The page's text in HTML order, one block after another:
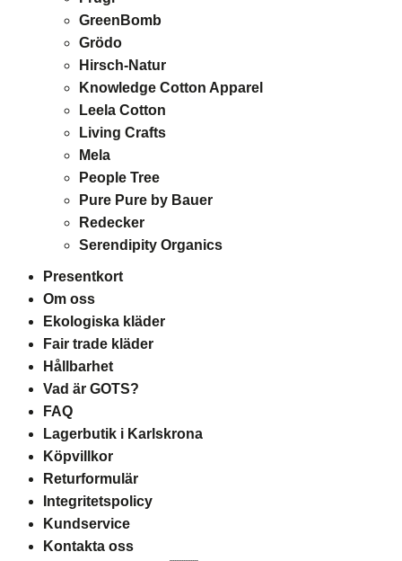
GreenBomb
Grödo
Hirsch-Natur
Knowledge Cotton Apparel
Leela Cotton
Living Crafts
Mela
People Tree
Pure Pure by Bauer
Redecker
Serendipity Organics
Presentkort
Om oss
Ekologiska kläder
Fair trade kläder
Hållbarhet
Vad är GOTS?
FAQ
Lagerbutik i Karlskrona
Köpvillkor
Returformulär
Integritetspolicy
Kundservice
Kontakta oss